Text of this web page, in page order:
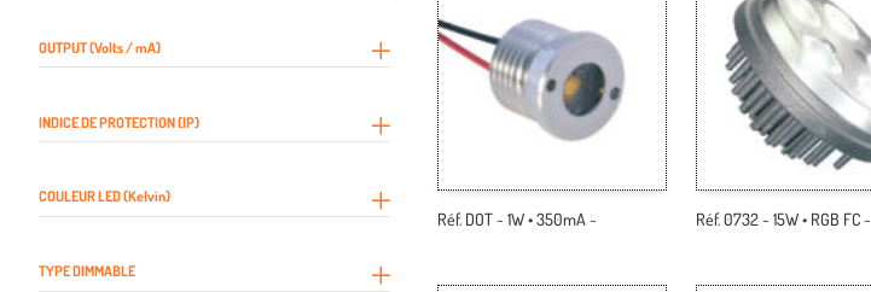
OUTPUT (Volts / mA)
INDICE DE PROTECTION (IP)
COULEUR LED (Kelvin)
TYPE DIMMABLE
Réf. DOT ~ 1W • 350mA ~ Réf. 0732 ~ 15W • RGB FC ~